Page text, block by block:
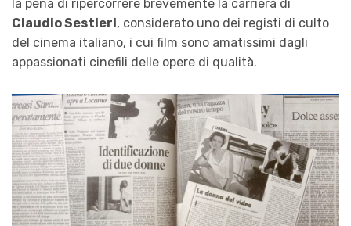
la pena di ripercorrere brevemente la carriera di
Claudio Sestieri, considerato uno dei registi di culto
del cinema italiano, i cui film sono amatissimi dagli
appassionati cinefili delle opere di qualità.